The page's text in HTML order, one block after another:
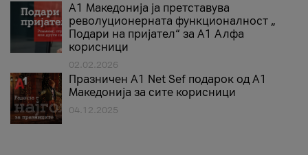
А1 Македонија ја претставува
револуционерната функционалност „
Подари на пријател“ за А1 Алфа
корисници
02.02.2026
Празничен A1 Net Sеf подарок од А1
Македонија за сите корисници
04.12.2025